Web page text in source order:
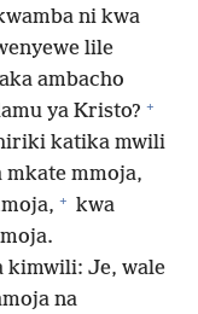
ni kwa
lile
ambacho
ya Kristo? +
katika mwili
mkate mmoja,
+ kwa
kimwili: Je, wale
na